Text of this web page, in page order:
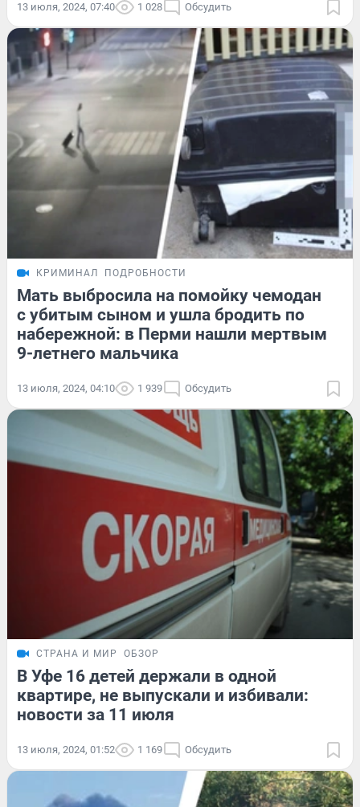
13 июля, 2024, 07:40 1 028 Обсудить
КРИМИНАЛ ПОДРОБНОСТИ
Мать выбросила на помойку чемодан
с убитым сыном и ушла бродить по
набережной: в Перми нашли мертвым
9-летнего мальчика
13 июля, 2024, 04:10 1 939 Обсудить
СТРАНА И МИР ОБЗОР
В Уфе 16 детей держали в одной
квартире, не выпускали и избивали:
новости за 11 июля
13 июля, 2024, 01:52 1 169 Обсудить